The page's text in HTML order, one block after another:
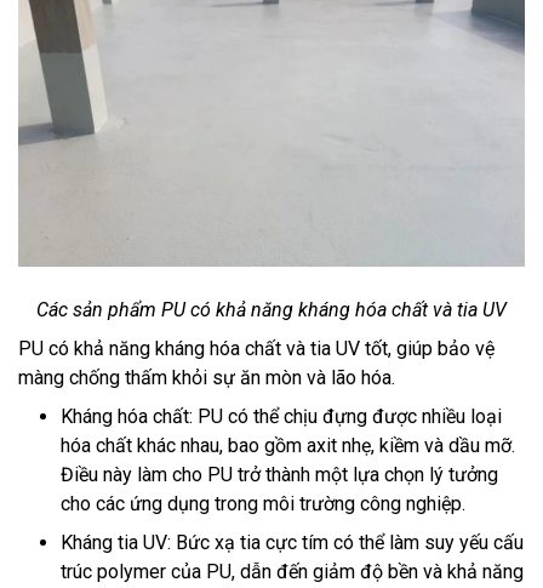
Các sản phẩm PU có khả năng kháng hóa chất và tia UV
PU có khả năng kháng hóa chất và tia UV tốt, giúp bảo vệ
màng chống thấm khỏi sự ăn mòn và lão hóa.
Kháng hóa chất: PU có thể chịu đựng được nhiều loại
hóa chất khác nhau, bao gồm axit nhẹ, kiềm và dầu mỡ.
Điều này làm cho PU trở thành một lựa chọn lý tưởng
cho các ứng dụng trong môi trường công nghiệp.
Kháng tia UV: Bức xạ tia cực tím có thể làm suy yếu cấu
trúc polymer của PU, dẫn đến giảm độ bền và khả năng